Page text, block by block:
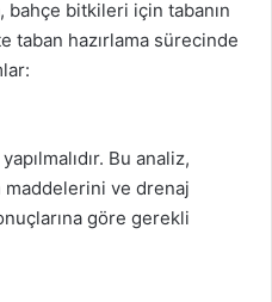
bahçe bitkileri için tabanın
taban hazırlama sürecinde
Bu analiz,
maddelerini ve drenaj
göre gerekli